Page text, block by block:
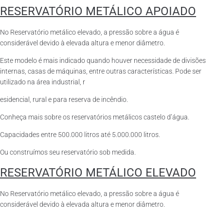
RESERVATÓRIO METÁLICO APOIADO
No Reservatório metálico elevado, a pressão sobre a água é
considerável devido à elevada altura e menor diâmetro.
Este modelo é mais indicado quando houver necessidade de divisões
internas, casas de máquinas, entre outras características. Pode ser
utilizado na área industrial, r
esidencial, rural e para reserva de incêndio.
Conheça mais sobre os reservatórios metálicos castelo d’água.
Capacidades entre 500.000 litros até 5.000.000 litros.
Ou construímos seu reservatório sob medida.
RESERVATÓRIO METÁLICO ELEVADO
No Reservatório metálico elevado, a pressão sobre a água é
considerável devido à elevada altura e menor diâmetro.